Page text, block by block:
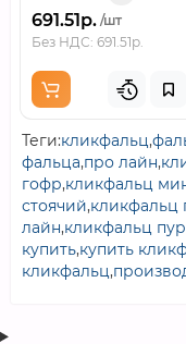
691.51р. /шт
Без НДС: 691.51р.
Теги:кликфальц,
фальца,про лайн,
гофр,кликфальц
стоячий,кликфальц
лайн,кликфальц
купить,купить
кликфальц,